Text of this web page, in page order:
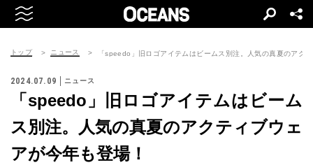
トップ ニュース 「speedo」旧ロゴアイテムはビームス別注。人気の真夏のアク
2024.07.09 ニュース
「speedo」旧ロゴアイテムはビーム
ス別注。人気の真夏のアクティブウェ
アが今年も登場！